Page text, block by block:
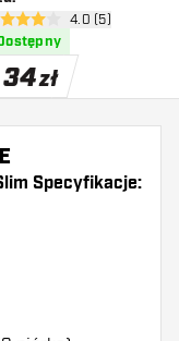
otwórz panel
oceny4.0 (5)
34zł
Specyfikacje: